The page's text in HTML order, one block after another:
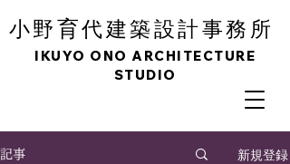
小野育代建築設計事務所
IKUYO ONO ARCHITECTURE
STUDIO
記事 新規登録